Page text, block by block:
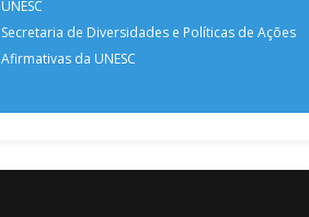
UNESC
Secretaria de Diversidades e Políticas de Ações
Afirmativas da UNESC